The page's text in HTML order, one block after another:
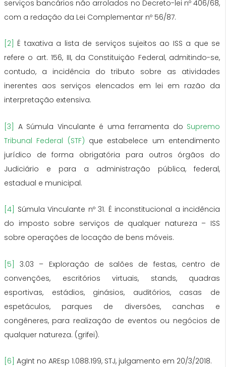
serviços bancários não arrolados no Decreto-lei nº 406/68,
com a redação da Lei Complementar nº 56/87.
[2]
É taxativa a lista de serviços sujeitos ao ISS a que se
refere o art. 156, III, da Constituição Federal, admitindo-se,
contudo, a incidência do tributo sobre as atividades
inerentes aos serviços elencados em lei em razão da
interpretação extensiva.
[3] A Súmula Vinculante é uma ferramenta do Supremo
Tribunal Federal (STF) que estabelece um entendimento
jurídico de forma obrigatória para outros órgãos do
Judiciário e para a administração pública, federal,
estadual e municipal.
[4]
Súmula Vinculante nº 31. É inconstitucional a incidência
do imposto sobre serviços de qualquer natureza – ISS
sobre operações de locação de bens móveis.
[5]
3.03 – Exploração de salões de festas, centro de
convenções, escritórios virtuais, stands, quadras
esportivas, estádios, ginásios, auditórios, casas de
espetáculos, parques de diversões, canchas e
congêneres, para realização de eventos ou negócios de
qualquer natureza. (grifei).
[6] AgInt no AREsp 1.088.199, STJ, julgamento em 20/3/2018.